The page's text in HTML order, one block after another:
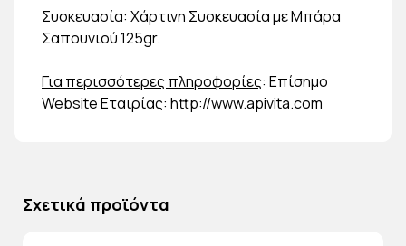
Συσκευασία: Χάρτινη Συσκευασία με Μπάρα
Σαπουνιού 125gr.
Για περισσότερες πληροφορίες: Επίσημο
Website Εταιρίας: http://www.apivita.com
Σχετικά προϊόντα